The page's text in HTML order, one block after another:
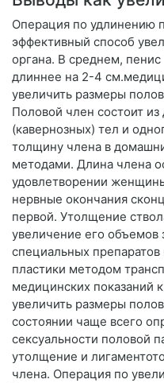
Операция по удлинению
эффективный способ
органа. В среднем,
длиннее на 2-4
увеличить размеры
Половой член состоит
(кавернозных) тел и
толщину члена в
методами. Длина члена
удовлетворении
нервные окончания
первой. Утолщение
увеличение его объемов
специальных
пластики методом
медицинских показаний
увеличить размеры
состоянии чаще всего
сексуальности половой
утолщение и
члена. Операция по